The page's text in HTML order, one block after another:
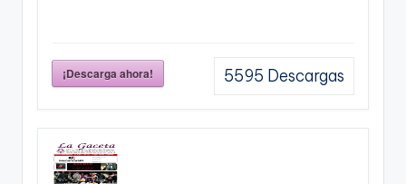
¡Descarga ahora! 5595 Descargas